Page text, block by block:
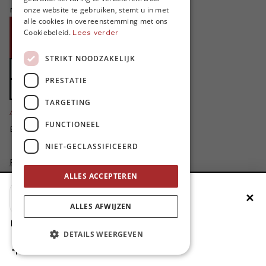
niet zonder jouw steun!
Doe een gift
Zet MO* in uw testament
4424
Bedankt voor jullie steun!
Privacybeleid
Cookievoorkeuren aanpassen
site by
Voeg MO* toe aan je beginscherm ✕
1. Druk op de deelknop
2. Scrol naar beneden
ENGLISH
onze website te gebruiken, stemt u in met
alle cookies in overeenstemming met ons
Cookiebeleid. Lees verder
STRIKT NOODZAKELIJK
PRESTATIE
TARGETING
FUNCTIONEEL
NIET-GECLASSIFICEERD
ALLES ACCEPTEREN
ALLES AFWIJZEN
DETAILS WEERGEVEN